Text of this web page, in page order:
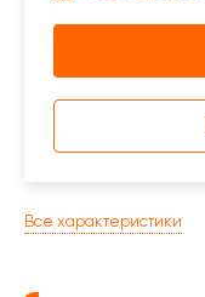
Все характеристики